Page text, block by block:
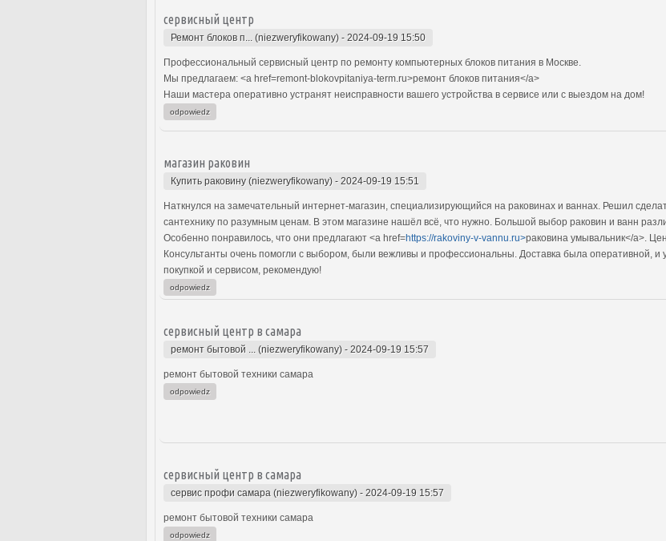
сервисный центр
Ремонт блоков п... (niezweryfikowany) - 2024-09-19 15:50
Профессиональный сервисный центр по ремонту компьютерных блоков питания в Москве.
Мы предлагаем: <a href=remont-blokovpitaniya-term.ru>ремонт блоков питания</a>
Наши мастера оперативно устранят неисправности вашего устройства в сервисе или с выездом на дом!
odpowiedz
магазин раковин
Купить раковину (niezweryfikowany) - 2024-09-19 15:51
Наткнулся на замечательный интернет-магазин, специализирующийся на раковинах и ваннах. Решил
сантехнику по разумным ценам. В этом магазине нашёл всё, что нужно. Большой выбор раковин и ванн
Особенно понравилось, что они предлагают <a href=https://rakoviny-v-vannu.ru>раковина умывальник</a>.
Консультанты очень помогли с выбором, были вежливы и профессиональны. Доставка была оперативной, и
покупкой и сервисом, рекомендую!
odpowiedz
сервисный центр в самара
ремонт бытовой ... (niezweryfikowany) - 2024-09-19 15:57
ремонт бытовой техники самара
odpowiedz
сервисный центр в самара
сервис профи самара (niezweryfikowany) - 2024-09-19 15:57
ремонт бытовой техники самара
odpowiedz